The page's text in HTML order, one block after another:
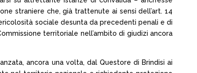
straniere che, già trattenute ai sensi dell’art. 14
sociale desunta da precedenti penali e di
territoriale nell’ambito di giudizi ancora
ancora una volta, dal Questore di Brindisi ai